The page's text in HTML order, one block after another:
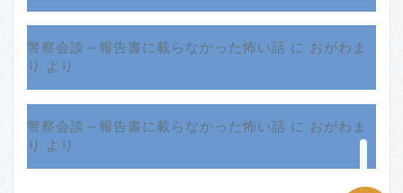
警察会談～報告書に載らなかった怖い話 に おがわま
り
より
警察会談～報告書に載らなかった怖い話 に おがわま
り
より
プロフィール
クチコミ